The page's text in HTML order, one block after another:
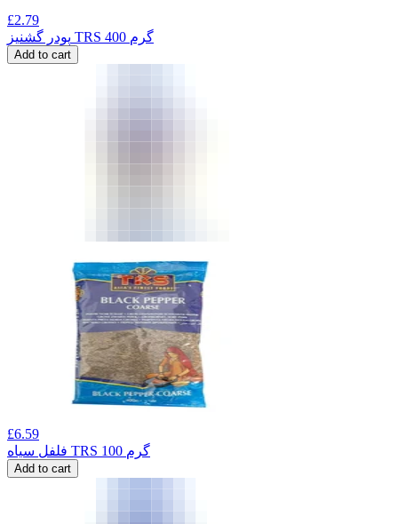
£2.79
پودر گشنیز TRS 400 گرم
Add to cart
£6.59
فلفل سیاه TRS 100 گرم
Add to cart